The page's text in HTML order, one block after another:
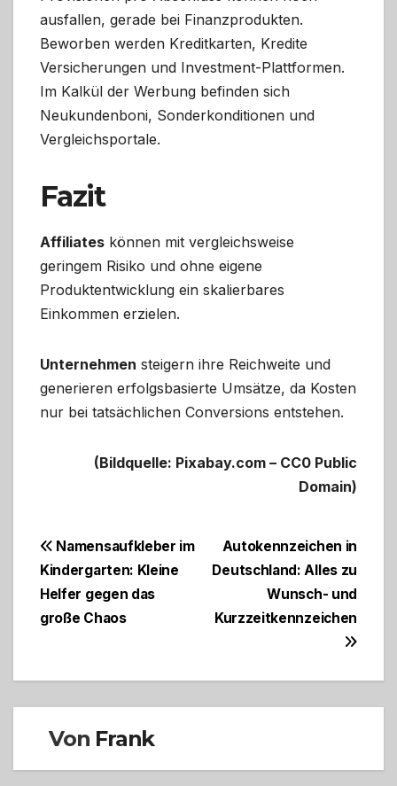
ausfallen, gerade bei Finanzprodukten.
Beworben werden Kreditkarten, Kredite
Versicherungen und Investment-Plattformen.
Im Kalkül der Werbung befinden sich
Neukundenboni, Sonderkonditionen und
Vergleichsportale.
Fazit
Affiliates können mit vergleichsweise
geringem Risiko und ohne eigene
Produktentwicklung ein skalierbares
Einkommen erzielen.
Unternehmen steigern ihre Reichweite und
generieren erfolgsbasierte Umsätze, da Kosten
nur bei tatsächlichen Conversions entstehen.
(Bildquelle: Pixabay.com – CC0 Public
Domain)
Beitragsnavigation
Autokennzeichen in
Deutschland: Alles zu
Wunsch- und
Kurzzeitkennzeichen
Namensaufkleber im
Kindergarten: Kleine
Helfer gegen das
große Chaos
Von Frank